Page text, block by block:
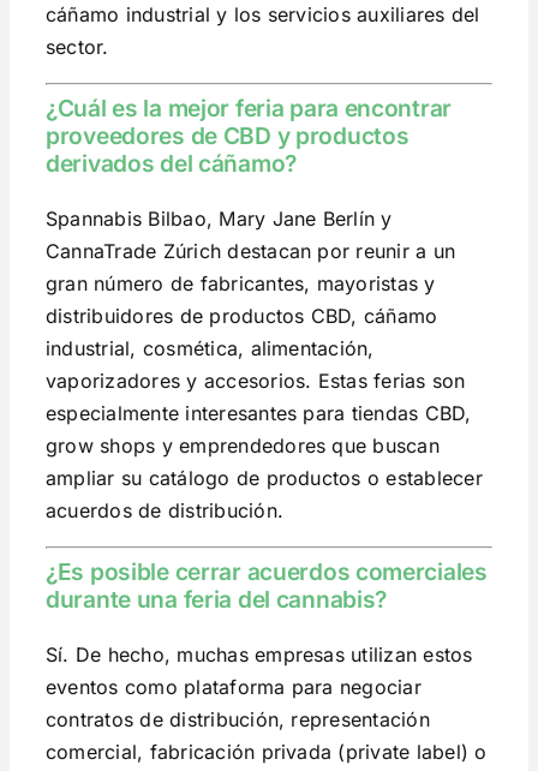
cáñamo industrial y los servicios auxiliares del
sector.
¿Cuál es la mejor feria para encontrar
proveedores de CBD y productos
derivados del cáñamo?
Spannabis Bilbao, Mary Jane Berlín y
CannaTrade Zúrich destacan por reunir a un
gran número de fabricantes, mayoristas y
distribuidores de productos CBD, cáñamo
industrial, cosmética, alimentación,
vaporizadores y accesorios. Estas ferias son
especialmente interesantes para tiendas CBD,
grow shops y emprendedores que buscan
ampliar su catálogo de productos o establecer
acuerdos de distribución.
¿Es posible cerrar acuerdos comerciales
durante una feria del cannabis?
Sí. De hecho, muchas empresas utilizan estos
eventos como plataforma para negociar
contratos de distribución, representación
comercial, fabricación privada (private label) o